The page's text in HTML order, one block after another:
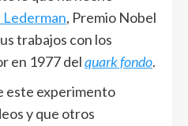
Lederman, Premio Nobel
trabajos con los
en 1977 delquark fondo.
este experimento
y que otros